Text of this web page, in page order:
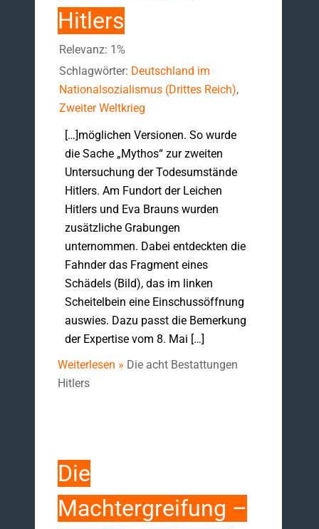
Hitlers
Relevanz: 1%
Schlagwörter: Deutschland im
Nationalsozialismus (Drittes Reich),
Zweiter Weltkrieg
[…]möglichen Versionen. So wurde
die Sache „Mythos“ zur zweiten
Untersuchung der Todesumstände
Hitlers. Am Fundort der Leichen
Hitlers und Eva Brauns wurden
zusätzliche Grabungen
unternommen. Dabei entdeckten die
Fahnder das Fragment eines
Schädels (Bild), das im linken
Scheitelbein eine Einschussöffnung
auswies. Dazu passt die Bemerkung
der Expertise vom 8. Mai […]
Weiterlesen » Die acht Bestattungen
Hitlers
Die
Machtergreifung –